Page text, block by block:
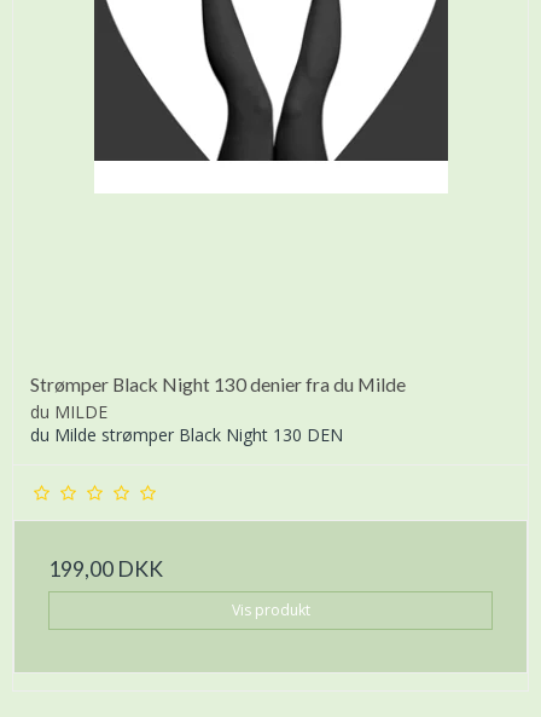
Strømper Black Night 130 denier fra du Milde
du MILDE
du Milde strømper Black Night 130 DEN
199,00 DKK
Vis produkt